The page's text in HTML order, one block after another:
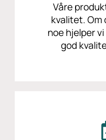
Våre
kvalitet.
noe hjelper
god